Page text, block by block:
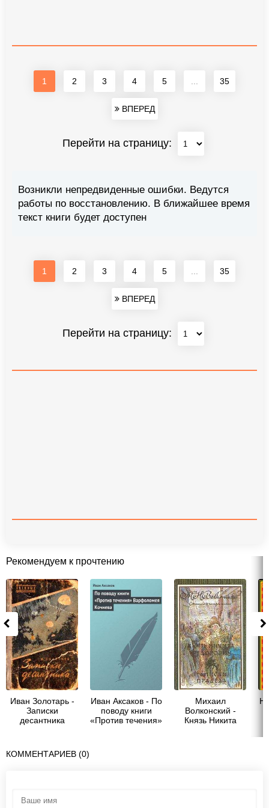
1 2 3 4 5 35
ВПЕРЕД
Перейти на страницу:
Возникли непредвиденные ошибки. Ведутся
работы по восстановлению. В ближайшее время
текст книги будет доступен
1 2 3 4 5 35
ВПЕРЕД
Перейти на страницу:
Рекомендуем к прочтению
Иван Золотарь -
Записки
десантника
Иван Аксаков - По
поводу книги
«Против течения»
Михаил
Волконский -
Князь Никита
КОММЕНТАРИЕВ (0)